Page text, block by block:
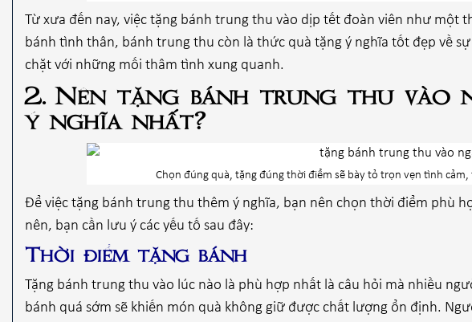
Từ xưa đến nay, việc tặng bánh trung thu vào dịp tết đoàn viên như một
bánh tình thân, bánh trung thu còn là thức quà tặng ý nghĩa tốt đẹp về
chặt với những mối thâm tình xung quanh.
2. Nên tặng bánh trung thu vào
ý nghĩa nhất?
Chọn đúng quà, tặng đúng thời điểm sẽ bày tỏ trọn vẹn tình
Để việc tặng bánh trung thu thêm ý nghĩa, bạn nên chọn thời điểm phù
nên, bạn cần lưu ý các yếu tố sau đây:
Thời điểm tặng bánh
Tặng bánh trung thu vào lúc nào là phù hợp nhất là câu hỏi mà nhiều
bánh quá sớm sẽ khiến món quà không giữ được chất lượng ổn định.